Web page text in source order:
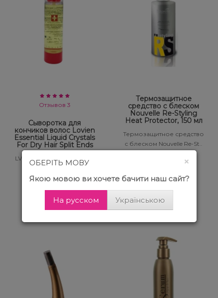
Отзывов 3
Сыворотка для
кончиков волос Lovien
Essential Liquid Crystals
For Dry Hair Split Ends
LV SERUM THERAPY for dry
1003 грн.
Термозащитное
средство с блеском
Nouvelle Re-Styling
Heat Protector, 150 мл
Термозащитное средство
с блеском Nouvelle Re-St..
×
ОБЕРІТЬ МОВУ
Якою мовою ви хочете бачити наш сайт?
На русском Українською